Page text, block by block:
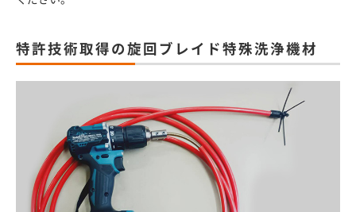
特許技術取得の旋回ブレイド特殊洗浄機材